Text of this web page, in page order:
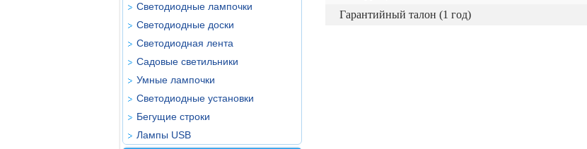
Светодиодные лампочки
Светодиодные доски
Светодиодная лента
Садовые светильники
Умные лампочки
Светодиодные установки
Бегущие строки
Лампы USB
Гарантийный талон (1 год)